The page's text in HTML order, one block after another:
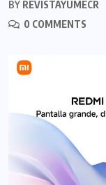
BY REVISTAYUMECR
0 COMMENTS